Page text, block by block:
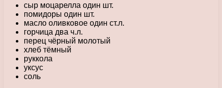
сыр моцарелла один шт.
помидоры один шт.
масло оливковое один ст.л.
горчица два ч.л.
перец чёрный молотый
хлеб тёмный
руккола
уксус
соль